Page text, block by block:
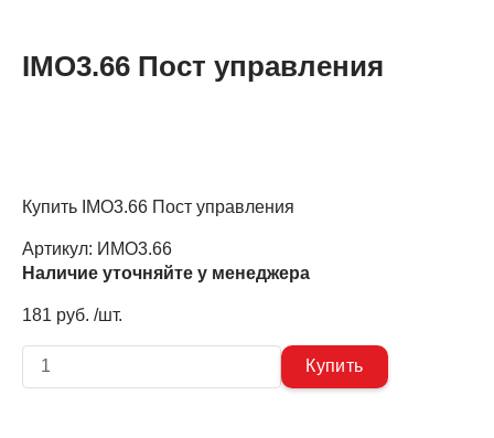
IMO3.66 Пост управления
Купить IMO3.66 Пост управления
Артикул: ИМО3.66
Наличие уточняйте у менеджера
181 руб. /шт.